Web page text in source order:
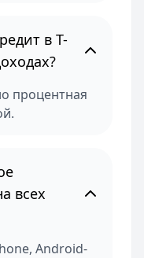
в Т-
процентная
всех
Android-